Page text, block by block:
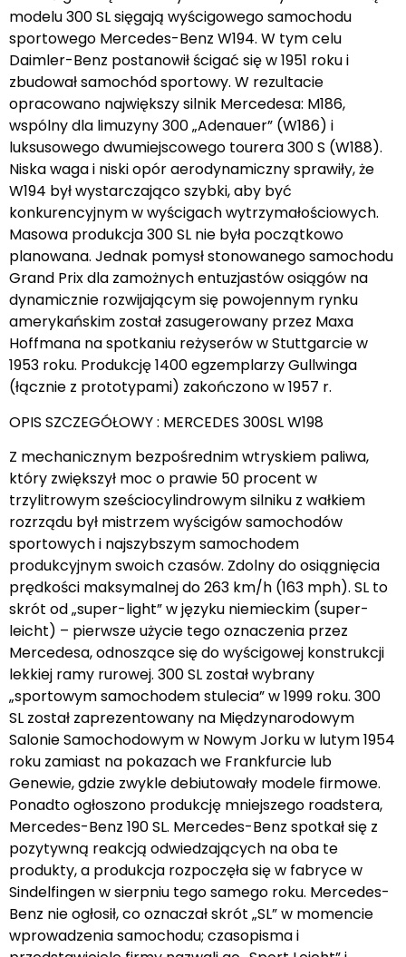
modelu 300 SL sięgają wyścigowego samochodu
sportowego Mercedes-Benz W194. W tym celu
Daimler-Benz postanowił ścigać się w 1951 roku i
zbudował samochód sportowy. W rezultacie
opracowano największy silnik Mercedesa: M186,
wspólny dla limuzyny 300 „Adenauer” (W186) i
luksusowego dwumiejscowego tourera 300 S (W188).
Niska waga i niski opór aerodynamiczny sprawiły, że
W194 był wystarczająco szybki, aby być
konkurencyjnym w wyścigach wytrzymałościowych.
Masowa produkcja 300 SL nie była początkowo
planowana. Jednak pomysł stonowanego samochodu
Grand Prix dla zamożnych entuzjastów osiągów na
dynamicznie rozwijającym się powojennym rynku
amerykańskim został zasugerowany przez Maxa
Hoffmana na spotkaniu reżyserów w Stuttgarcie w
1953 roku. Produkcję 1400 egzemplarzy Gullwinga
(łącznie z prototypami) zakończono w 1957 r.
OPIS SZCZEGÓŁOWY : MERCEDES 300SL W198
Z mechanicznym bezpośrednim wtryskiem paliwa,
który zwiększył moc o prawie 50 procent w
trzylitrowym sześciocylindrowym silniku z wałkiem
rozrządu był mistrzem wyścigów samochodów
sportowych i najszybszym samochodem
produkcyjnym swoich czasów. Zdolny do osiągnięcia
prędkości maksymalnej do 263 km/h (163 mph). SL to
skrót od „super-light” w języku niemieckim (super-
leicht) – pierwsze użycie tego oznaczenia przez
Mercedesa, odnoszące się do wyścigowej konstrukcji
lekkiej ramy rurowej. 300 SL został wybrany
„sportowym samochodem stulecia” w 1999 roku. 300
SL został zaprezentowany na Międzynarodowym
Salonie Samochodowym w Nowym Jorku w lutym 1954
roku zamiast na pokazach we Frankfurcie lub
Genewie, gdzie zwykle debiutowały modele firmowe.
Ponadto ogłoszono produkcję mniejszego roadstera,
Mercedes-Benz 190 SL. Mercedes-Benz spotkał się z
pozytywną reakcją odwiedzających na oba te
produkty, a produkcja rozpoczęła się w fabryce w
Sindelfingen w sierpniu tego samego roku. Mercedes-
Benz nie ogłosił, co oznaczał skrót „SL” w momencie
wprowadzenia samochodu; czasopisma i